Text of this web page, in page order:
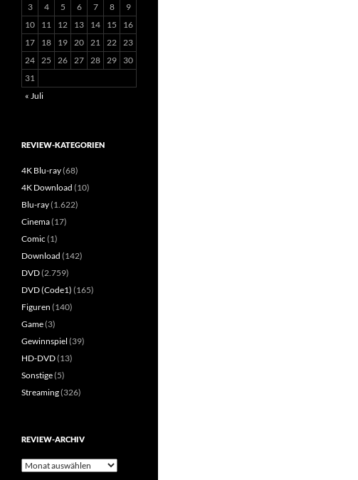
3
4 5 6 7 8
9
10
11 12 13 14 15
16
17
18 19 20 21 22 23
24 25 26 27 28 29
30
31
« Juli
REVIEW-KATEGORIEN
4K Blu-ray(68)
4K Download (10)
Blu-ray(1.622)
Cinema(17)
Comic (1)
Download (142)
DVD(2.759)
DVD (Code1) (165)
Figuren (140)
Game(3)
Gewinnspiel (39)
HD-DVD(13)
Sonstige(5)
Streaming(326)
REVIEW-ARCHIV
Review-